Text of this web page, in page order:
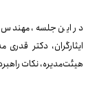
در این جلسه، مهندس
ایثارگران، دکتر
هیئت‌مدیره، نکات